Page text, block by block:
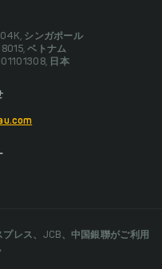
シンガポール
ベトナム
日本
レス、JCB、中国銀聯がご利用